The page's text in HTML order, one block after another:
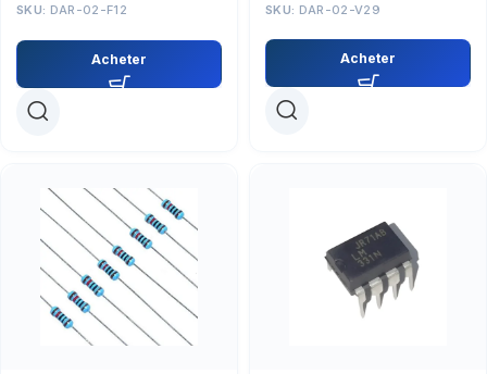
SKU: DAR-02-F12
Acheter
SKU: DAR-02-V29
Acheter